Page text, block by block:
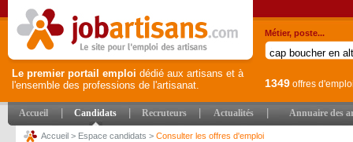
Le premier portail emploi dédié aux artisans et à
l'ensemble des professions de l'artisanat.
Métier, poste...
1349 offres
Accueil Candidats Recruteurs Actualités Annuaire des
Accueil > Espace candidats > Consulter les offres d'emploi